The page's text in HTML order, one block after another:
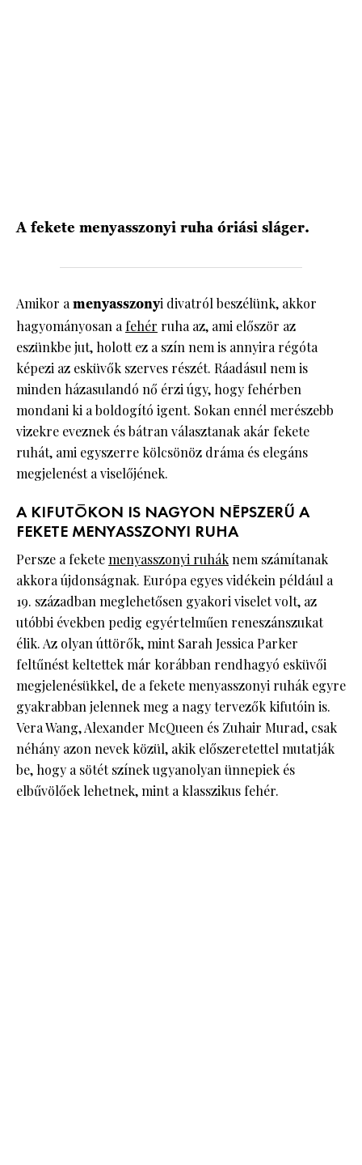
A fekete menyasszonyi ruha óriási sláger.
Amikor amenyasszonyi divatról beszélünk, akkor
hagyományosan afehér ruha az, ami először az
eszünkbe jut, holott ez a szín nem is annyira régóta
képezi az esküvők szerves részét. Ráadásul nem is
minden házasulandó nő érzi úgy, hogy fehérben
mondani ki a boldogító igent. Sokan ennél merészebb
vizekre eveznek és bátran választanak akár fekete
ruhát, ami egyszerre kölcsönöz dráma és elegáns
megjelenést a viselőjének.
A KIFUTÓKON IS NAGYON NÉPSZERŰ A
FEKETE MENYASSZONYI RUHA
Persze a feketemenyasszonyi ruháknem számítanak
akkora újdonságnak. Európa egyes vidékein például a
19. században meglehetősen gyakori viselet volt, az
utóbbi években pedig egyértelműen reneszánszukat
élik. Az olyan úttörők, mint Sarah Jessica Parker
feltűnést keltettek már korábban rendhagyó esküvői
megjelenésükkel, de a fekete menyasszonyi ruhák egyre
gyakrabban jelennek meg a nagy tervezők kifutóin is.
Vera Wang, Alexander McQueen és Zuhair Murad, csak
néhány azon nevek közül, akik előszeretettel mutatják
be, hogy a sötét színek ugyanolyan ünnepiek és
elbűvölőek lehetnek, mint a klasszikus fehér.